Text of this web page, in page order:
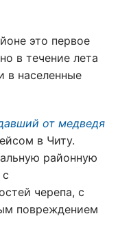
это первое
в течение лета
в населенные
от медведя
в Читу.
районную
черепа, с
повреждением